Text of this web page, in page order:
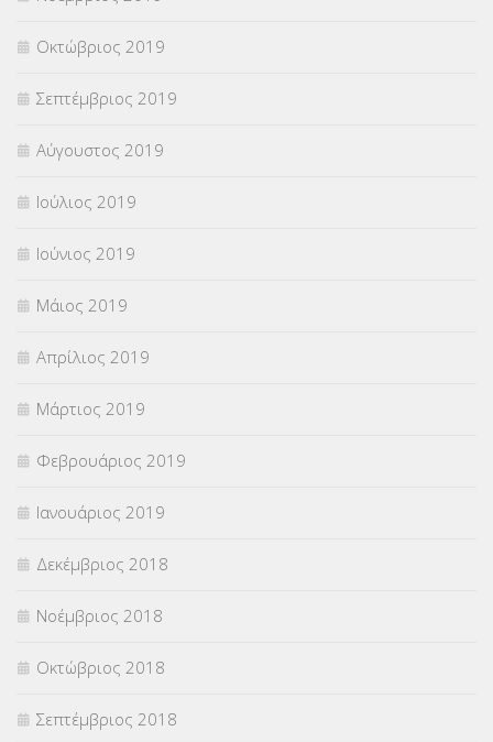
Οκτώβριος 2019
Σεπτέμβριος 2019
Αύγουστος 2019
Ιούλιος 2019
Ιούνιος 2019
Μάιος 2019
Απρίλιος 2019
Μάρτιος 2019
Φεβρουάριος 2019
Ιανουάριος 2019
Δεκέμβριος 2018
Νοέμβριος 2018
Οκτώβριος 2018
Σεπτέμβριος 2018